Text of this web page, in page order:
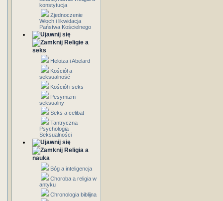
konstytucja
Zjednoczenie
Włoch i likwidacja
Państwa Kościelnego
Religie a
seks
Heloiza i Abelard
Kościół a
seksualność
Kościół i seks
Pesymizm
seksualny
Seks a celibat
Tantryczna
Psychologia
Seksualności
Religia a
nauka
Bóg a inteligencja
Choroba a religia w
antyku
Chronologia biblijna